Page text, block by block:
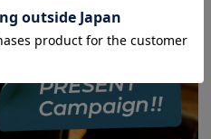
アウトドアアパレル